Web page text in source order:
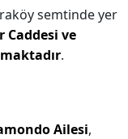
semtinde yer
Caddesi ve
.
Ailesi,